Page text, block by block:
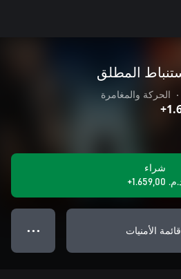
المطلق
• الحركة والمغامرة
شراء
1.659,00+
الأمنيات ● ● ●